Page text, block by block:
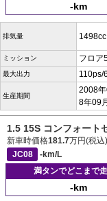
-km
排気量 1498cc
ミッション フロア
最大出力 110ps/
生産期間
2008
8年09月
1.5 15S コンフォート
新車時価格181.7万円(税込)
JC08
-km/L
満タンでどこまで
-km